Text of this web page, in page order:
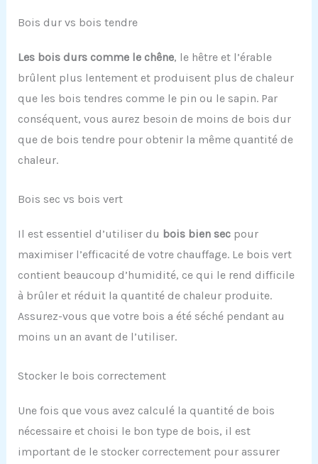
Bois dur vs bois tendre
Les bois durs comme le chêne, le hêtre et l’érable
brûlent plus lentement et produisent plus de chaleur
que les bois tendres comme le pin ou le sapin. Par
conséquent, vous aurez besoin de moins de bois dur
que de bois tendre pour obtenir la même quantité de
chaleur.
Bois sec vs bois vert
Il est essentiel d’utiliser du bois bien secpour
maximiser l’efficacité de votre chauffage. Le bois vert
contient beaucoup d’humidité, ce qui le rend difficile
à brûler et réduit la quantité de chaleur produite.
Assurez-vous que votre bois a été séché pendant au
moins un an avant de l’utiliser.
Stocker le bois correctement
Une fois que vous avez calculé la quantité de bois
nécessaire et choisi le bon type de bois, il est
important de le stocker correctement pour assurer